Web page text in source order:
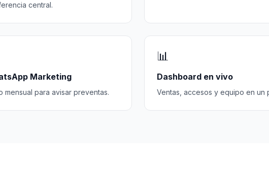
central.
Marketing
mensual para avisar preventas.
📊
Dashboard en vivo
Ventas, accesos y equipo en un